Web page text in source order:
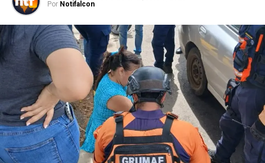
Por Notifalcon